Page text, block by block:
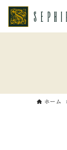
ホーム